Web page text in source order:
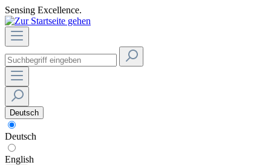
Sensing Excellence.
Deutsch
Deutsch
English